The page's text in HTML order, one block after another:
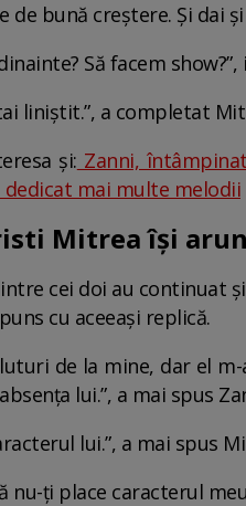
de bună creștere. Și dai
Să facem
liniștit.”, a completat
și: Zanni,
dedicat mai multe melodii
Mitrea își
cei doi au continuat
cu aceeași replică.
de la mine, dar el
lui.”, a mai spus
lui.”, a mai spus
nu-ți place caracterul